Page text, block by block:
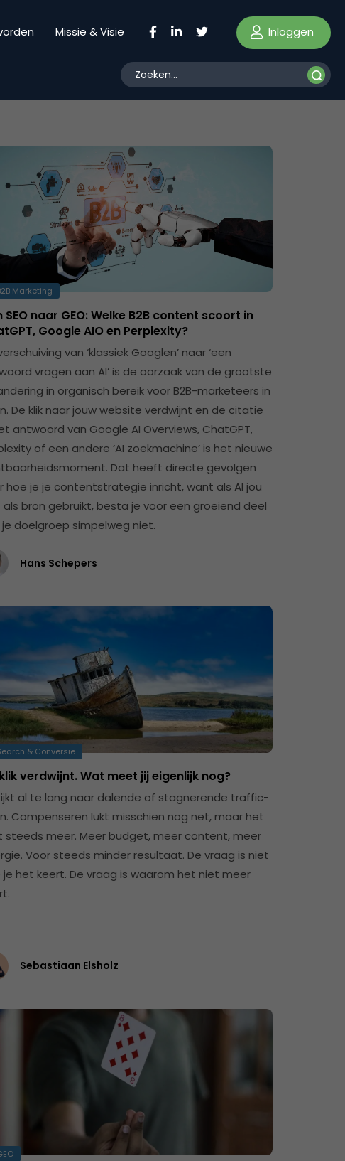
Missie & Visie Inloggen
Marketing
SEO naar GEO: Welke B2B content scoort in
Google AIO en Perplexity?
van ‘klassiek Googlen’ naar ‘een
vragen aan AI’ is de oorzaak van de grootste
in organisch bereik voor B2B-marketeers in
De klik naar jouw website verdwijnt en de citatie
antwoord van Google AI Overviews, ChatGPT,
of een andere ‘AI zoekmachine’ is het nieuwe
Dat heeft directe gevolgen
hoe je je contentstrategie inricht, want als AI jou
als bron gebruikt, besta je voor een groeiend deel
doelgroep simpelweg niet.
Hans Schepers
& Conversie
verdwijnt. Wat meet jij eigenlijk nog?
al te lang naar dalende of stagnerende traffic-
Compenseren lukt misschien nog net, maar het
steeds meer. Meer budget, meer content, meer
Voor steeds minder resultaat. De vraag is niet
je het keert. De vraag is waarom het niet meer
Sebastiaan Elsholz